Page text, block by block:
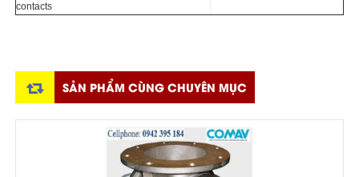
contacts
SẢN PHẨM CÙNG CHUYÊN MỤC